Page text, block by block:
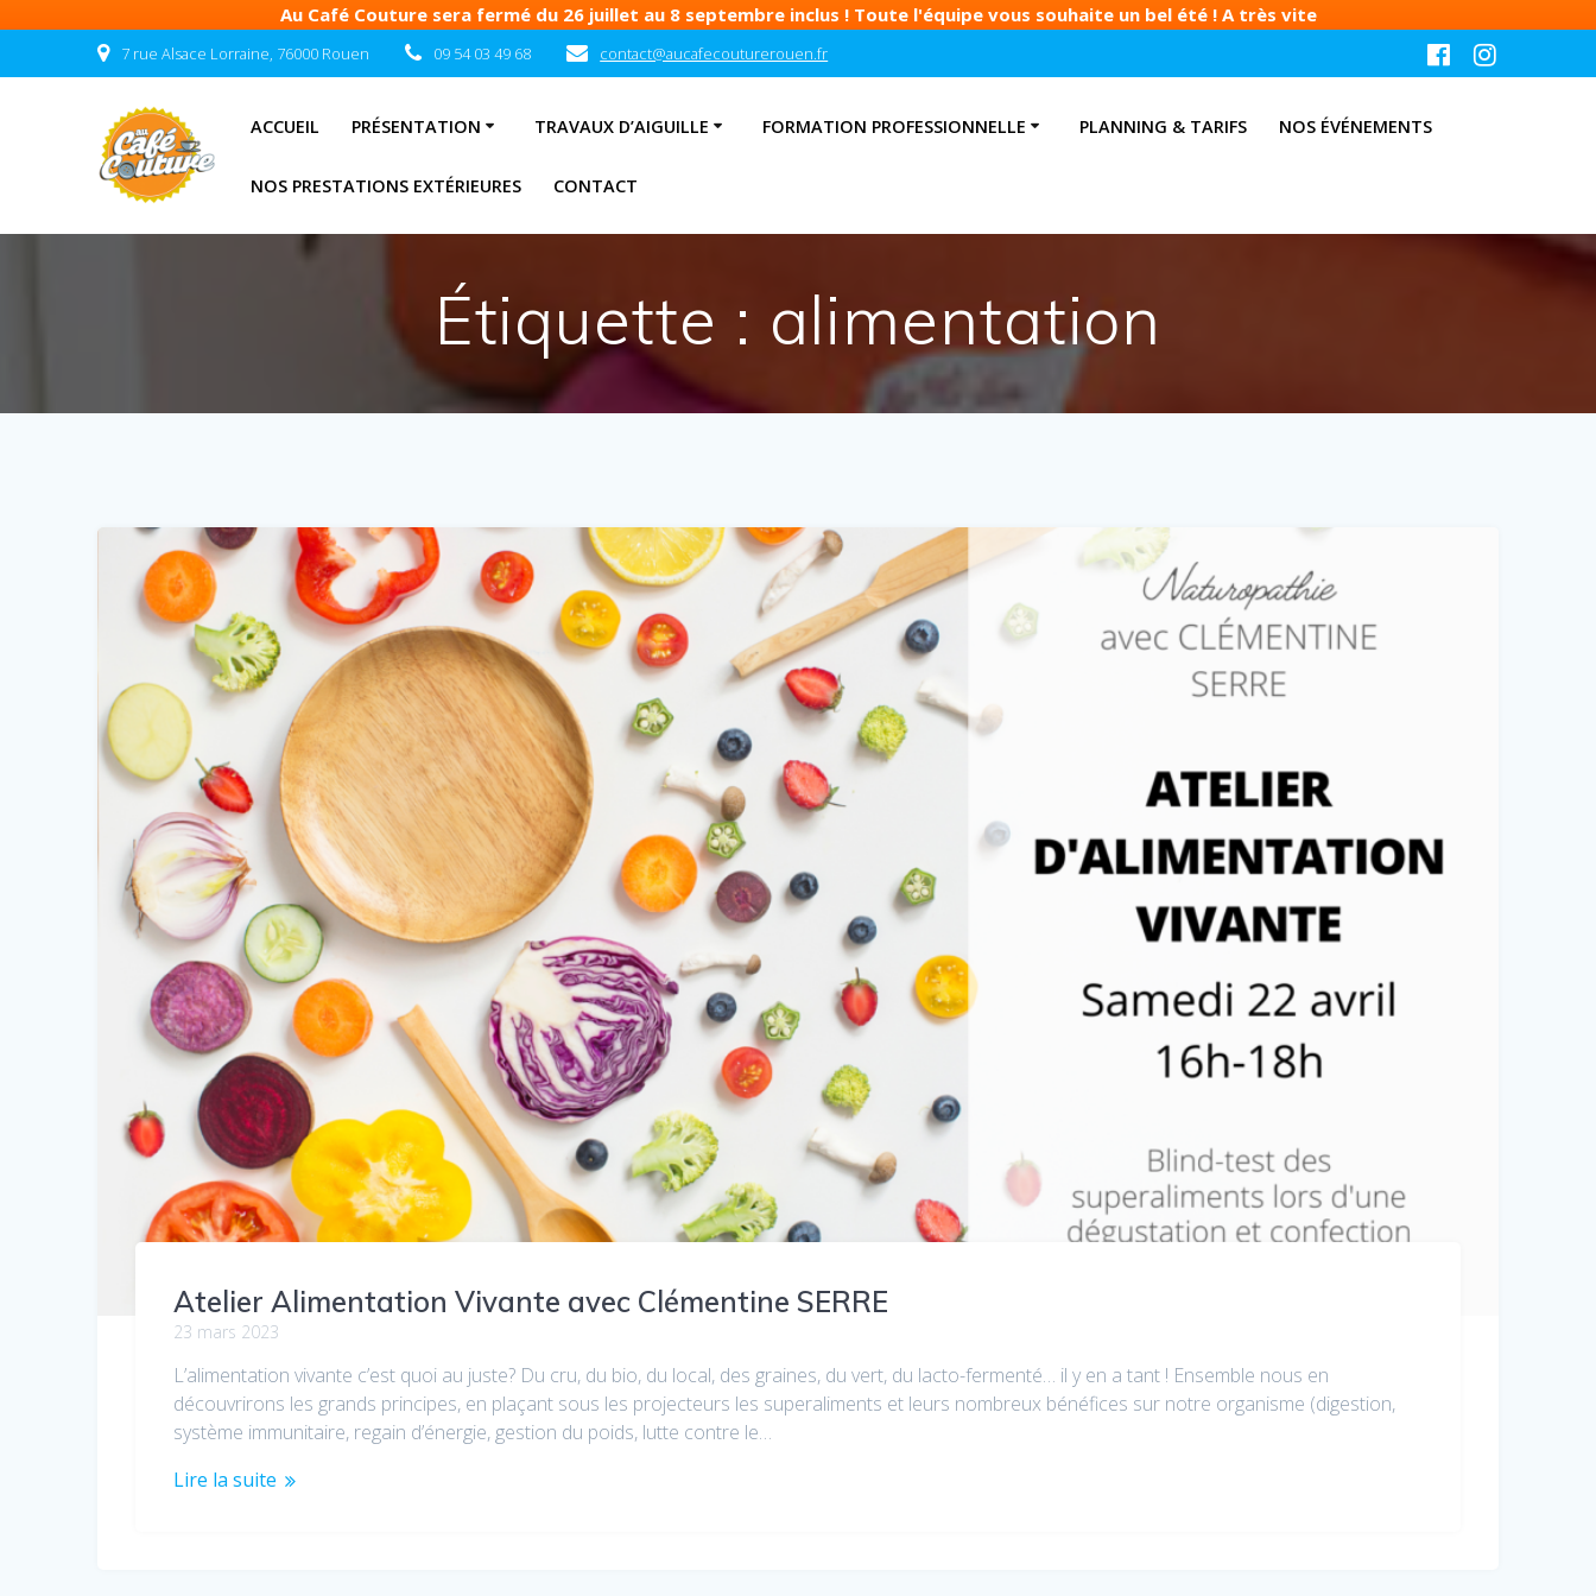
Au Café Couture sera fermé du 26 juillet au 8 septembre inclus ! Toute l'équipe vous souhaite un bel été ! A très vite
au
7 rue Alsace Lorraine, 76000 Rouen 09 54 03 49 68 contact@aucafecouturerouen.fr
ACCUEIL PRÉSENTATION TRAVAUX D’AIGUILLE FORMATION PROFESSIONNELLE PLANNING & TARIFS NOS ÉVÉNEMENTS
NOS PRESTATIONS EXTÉRIEURES CONTACT
Étiquette : alimentation
Atelier Alimentation Vivante avec Clémentine SERRE
23 mars 2023
L’alimentation vivante c’est quoi au juste? Du cru, du bio, du local, des graines, du vert, du lacto-fermenté… il y en a tant ! Ensemble nous en
découvrirons les grands principes, en plaçant sous les projecteurs les superaliments et leurs nombreux bénéfices sur notre organisme (digestion,
système immunitaire, regain d’énergie, gestion du poids, lutte contre le…
Lire la suite